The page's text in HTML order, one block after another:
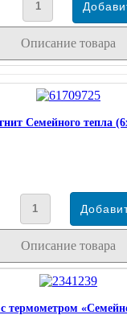
Описание товара
Семейного тепла
Описание товара
термометром